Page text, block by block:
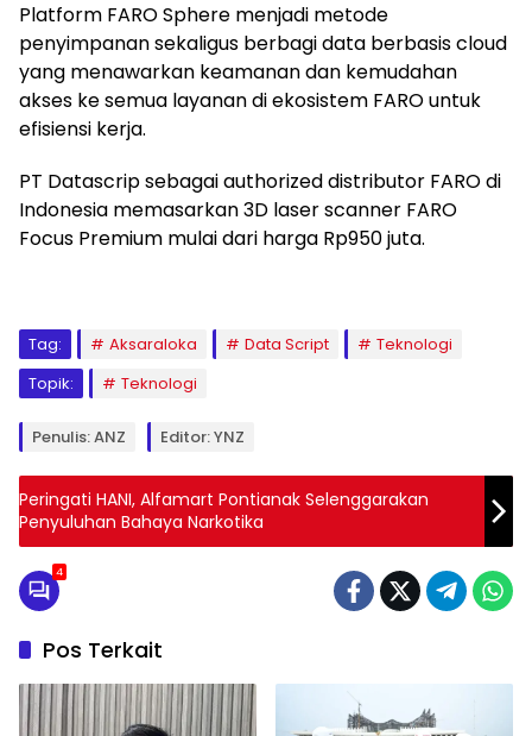
Platform FARO Sphere menjadi metode
penyimpanan sekaligus berbagi data berbasis cloud
yang menawarkan keamanan dan kemudahan
akses ke semua layanan di ekosistem FARO untuk
efisiensi kerja.
PT Datascrip sebagai authorized distributor FARO di
Indonesia memasarkan 3D laser scanner FARO
Focus Premium mulai dari harga Rp950 juta.
Tag: Aksaraloka Data Script
Teknologi
Topik:
Teknologi
Penulis: ANZ Editor: YNZ
Peringati HANI, Alfamart Pontianak Selenggarakan
Penyuluhan Bahaya Narkotika
4
Pos Terkait